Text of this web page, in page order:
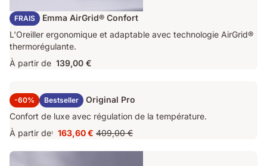
FRAIS
Oreiller Emma AirGrid® Confort
L'Oreiller ergonomique et adaptable avec technologie AirGrid®
thermorégulante.
À partir de 139,00 €
-60% Bestseller
Surmatelas Emma Original Pro
Confort de luxe avec régulation de la température.
À partir de1
Prix
163,60 €
163,60 € Prix
d'origine
409,00 €